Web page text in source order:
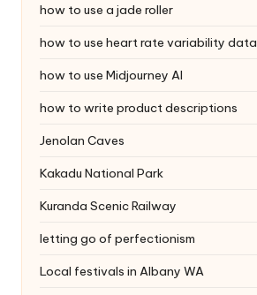
how to use a jade roller
how to use heart rate variability data
how to use Midjourney AI
how to write product descriptions
Jenolan Caves
Kakadu National Park
Kuranda Scenic Railway
letting go of perfectionism
Local festivals in Albany WA